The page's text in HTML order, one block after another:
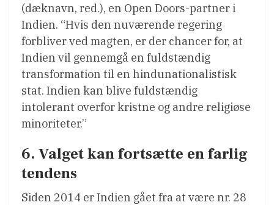
(dæknavn, red.), en Open Doors-partner i
Indien. “Hvis den nuværende regering
forbliver ved magten, er der chancer for, at
Indien vil gennemgå en fuldstændig
transformation til en hindunationalistisk
stat. Indien kan blive fuldstændig
intolerant overfor kristne og andre religiøse
minoriteter.”
6. Valget kan fortsætte en farlig
tendens
Siden 2014 er Indien gået fra at være nr. 28